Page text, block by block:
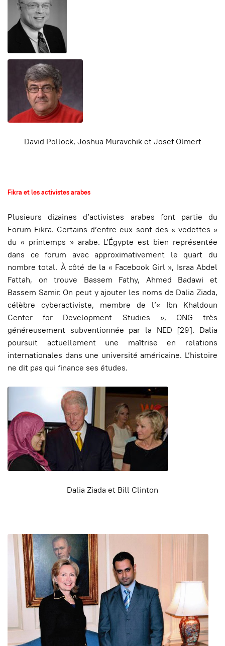
David Pollock, Joshua Muravchik etJosef Olmert
Fikra et les activistes arabes
Plusieurs dizaines d’activistes arabes font partie du
Forum Fikra. Certains d’entre eux sont des « vedettes »
du « printemps » arabe. L’Égypte est bien représentée
dans ce forum avec approximativement le quart du
nombre total. À côté de la « Facebook Girl », Israa Abdel
Fattah, on trouve Bassem Fathy, Ahmed Badawi et
Bassem Samir. On peut y ajouter les noms de Dalia Ziada,
célèbre cyberactiviste, membre de l’« Ibn Khaldoun
Center for Development Studies », ONG très
généreusement subventionnée par la NED [29]. Dalia
poursuit actuellement une maîtrise en relations
internationales dans une université américaine. L’histoire
ne dit pas qui finance ses études.
Dalia Ziada et Bill Clinton